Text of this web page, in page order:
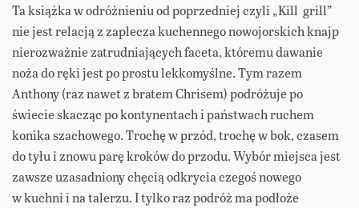
Ta książka w odróżnieniu od poprzedniej czyli „Kill grill”
nie jest relacją z zaplecza kuchennego nowojorskich knajp
nierozważnie zatrudniających faceta, któremu dawanie
noża do ręki jest po prostu lekkomyślne. Tym razem
Anthony (raz nawet z bratem Chrisem) podróżuje po
świecie skacząc po kontynentach i państwach ruchem
konika szachowego. Trochę w przód, trochę w bok, czasem
do tyłu i znowu parę kroków do przodu. Wybór miejsca jest
zawsze uzasadniony chęcią odkrycia czegoś nowego
w kuchni i na talerzu. I tylko raz podróż ma podłoże